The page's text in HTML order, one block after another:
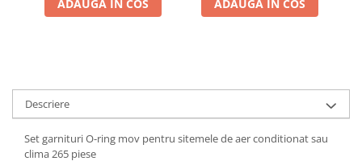
Lampi si Lanterne
Pistoale de lipit
Pistoale electrice de impact
Polizoare unghiulare
ADAUGA IN COS ADAUGA IN COS
Descriere
Set garnituri O-ring mov pentru sitemele de aer conditionat sau
clima 265 piese